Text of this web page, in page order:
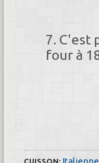
C'est
four à
CUISSON: Italienne